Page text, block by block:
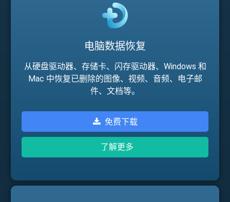
电脑数据恢复
从硬盘驱动器、存储卡、闪存驱动器、Windows 和
Mac 中恢复已删除的图像、视频、音频、电子邮
件、文档等。
免费下载
了解更多